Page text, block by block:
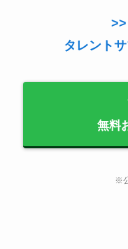
タレント
無料
※